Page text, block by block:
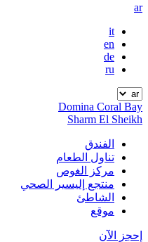
ar
it
en
de
ru
Domina Coral Bay
Sharm El Sheikh
الفندق
تناول الطعام
مركز الغوص
منتجع إليسير الصحي
الشاطئ
موقع
إحجز الآن